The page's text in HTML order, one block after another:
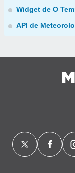
Widget de O
API de